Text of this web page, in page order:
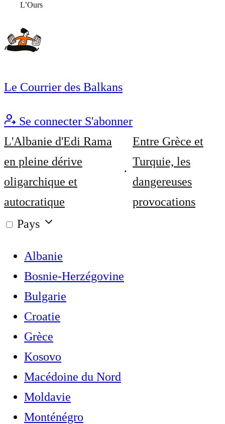
L’Ours
Le Courrier des Balkans
Se connecter S'abonner
L'Albanie d'Edi Rama
en pleine dérive
oligarchique et
autocratique
Entre Grèce et
Turquie, les
dangereuses
provocations
Pays
Albanie
Bosnie-Herzégovine
Bulgarie
Croatie
Grèce
Kosovo
Macédoine du Nord
Moldavie
Monténégro